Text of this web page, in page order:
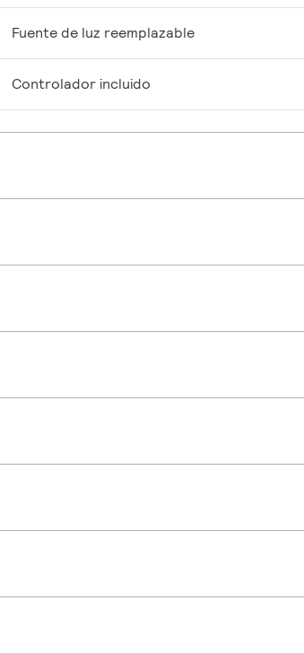
Fuente de luz reemplazable
Controlador incluido